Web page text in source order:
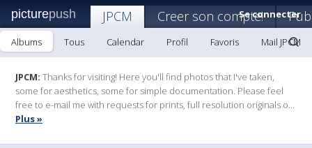
picturepush Se connecter
JPCM Creer son compte!
Albums Tous Calendar Profil Favoris Mail JPCM
JPCM: Thanks for visiting! Here you'll find photos that I've taken,
some for aesthetics, some for simple documentation. Please feel
free to e-mail me with requests for prints, full resolution originals o...
Plus »